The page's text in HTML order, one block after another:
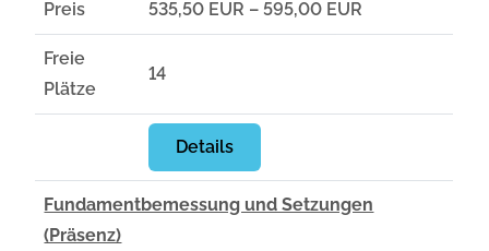
Preis 535,50 EUR – 595,00 EUR
Freie
Plätze
14
Details
Fundamentbemessung und Setzungen
(Präsenz)